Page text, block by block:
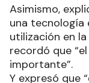
Asimismo,
una tecnología
utilización en
recordó que
importante”.
Y expresó que